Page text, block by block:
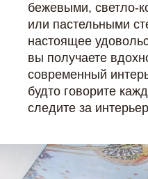
бежевыми, светло-
или пастельными
настоящее
вы получаете
современный
будто говорите
следите за